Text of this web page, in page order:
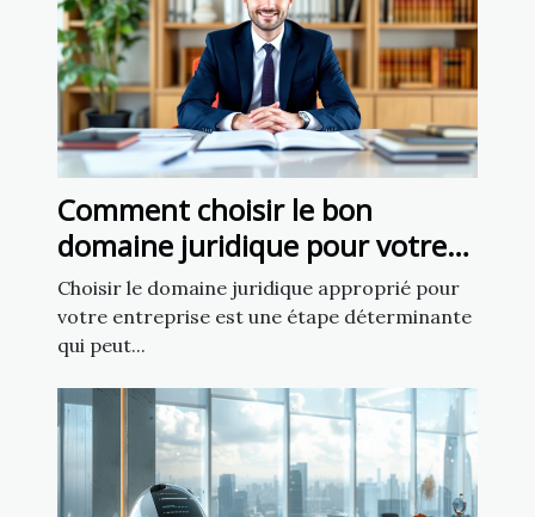
Comment choisir le bon
domaine juridique pour votre
affaire
Choisir le domaine juridique approprié pour
votre entreprise est une étape déterminante
qui peut...